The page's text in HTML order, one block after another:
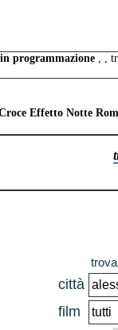
programmazione , ,
Effetto Notte
città
film